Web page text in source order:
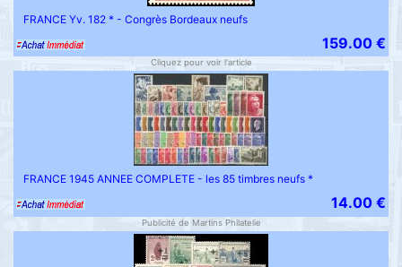
FRANCE Yv. 182 * - Congrès Bordeaux neufs
159.00 €
Cliquez pour voir l'article
FRANCE 1945 ANNEE COMPLETE - les 85 timbres neufs *
14.00 €
Publicité de Martins Philatelie